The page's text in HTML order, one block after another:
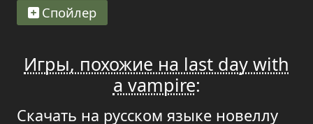
Спойлер
Игры, похожие на last day with
a vampire:
Скачать на русском языке новеллу